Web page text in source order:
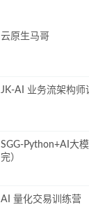
云原生马哥
JK-AI 业务流架构师
SGG-Python+AI大
完）
AI 量化交易训练营